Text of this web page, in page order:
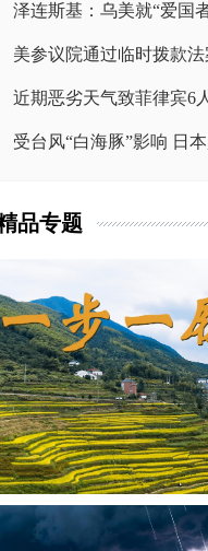
泽连斯基：乌美就“爱国
美参议院通过临时拨款
近期恶劣天气致菲律宾6
受台风“白海豚”影响 日
品专题